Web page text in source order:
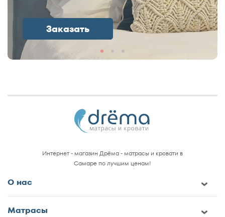
Заказать
Интернет - магазин Дрёма - матрасы и кровати в
Самаре по лучшим ценам!
О нас
Матрасы